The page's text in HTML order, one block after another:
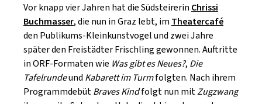
Vor knapp vier Jahren hat die Südsteirerin Chrissi
Buchmasser, die nun in Graz lebt, im Theatercafé
den Publikums-Kleinkunstvogel und zwei Jahre
später den Freistädter Frischling gewonnen. Auftritte
in ORF-Formaten wie Was gibt es Neues?, Die
Tafelrundeund Kabarett im Turmfolgten. Nach ihrem
ProgrammdebütBraves Kindfolgt nun mitZugzwang